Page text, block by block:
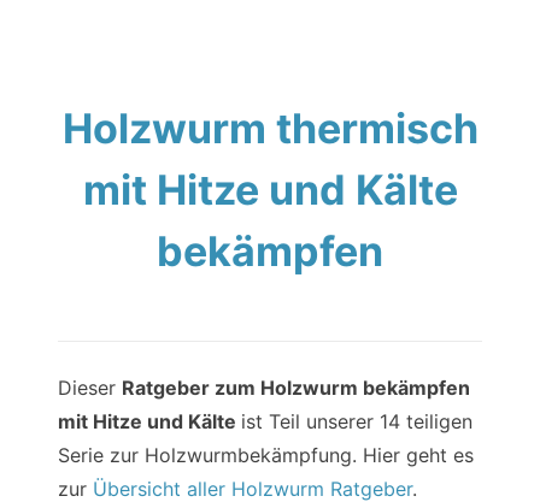
Holzwurm thermisch
mit Hitze und Kälte
bekämpfen
Dieser Ratgeber zum Holzwurm bekämpfen
mit Hitze und Kälte ist Teil unserer 14 teiligen
Serie zur Holzwurmbekämpfung. Hier geht es
zur Übersicht aller Holzwurm Ratgeber.